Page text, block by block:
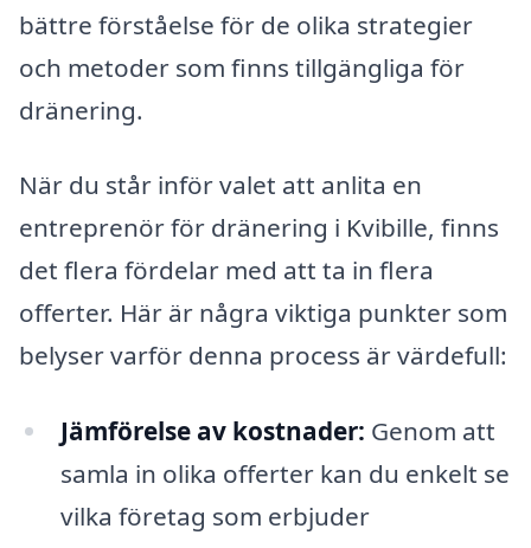
bättre förståelse för de olika strategier
och metoder som finns tillgängliga för
dränering.
När du står inför valet att anlita en
entreprenör för dränering i Kvibille, finns
det flera fördelar med att ta in flera
offerter. Här är några viktiga punkter som
belyser varför denna process är värdefull:
Jämförelse av kostnader: Genom att
samla in olika offerter kan du enkelt se
vilka företag som erbjuder